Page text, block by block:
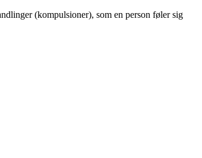
(kompulsioner), som en person føler sig